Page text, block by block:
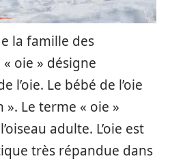
la famille des
oie » désigne
l’oie. Le bébé de l’oie
». Le terme « oie »
adulte. L’oie est
très répandue dans